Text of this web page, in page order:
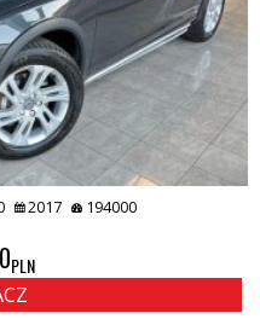
2017 194000
PLN